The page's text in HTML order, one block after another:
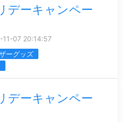
デーキャンペー
11-07 20:14:57
ーグッズ
デーキャンペー